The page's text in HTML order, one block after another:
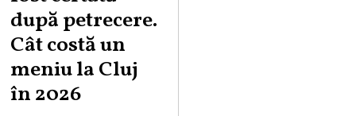
după petrecere.
Cât costă un
meniu la Cluj
în 2026